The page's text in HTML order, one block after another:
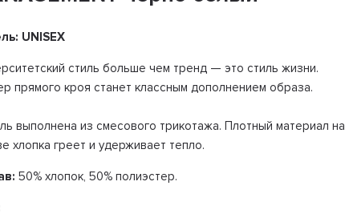
UNISEX
стиль больше чем тренд — это стиль жизни.
прямого кроя станет классным дополнением образа.
выполнена из смесового трикотажа. Плотный материал на
хлопка греет и удерживает тепло.
50% хлопок, 50% полиэстер.